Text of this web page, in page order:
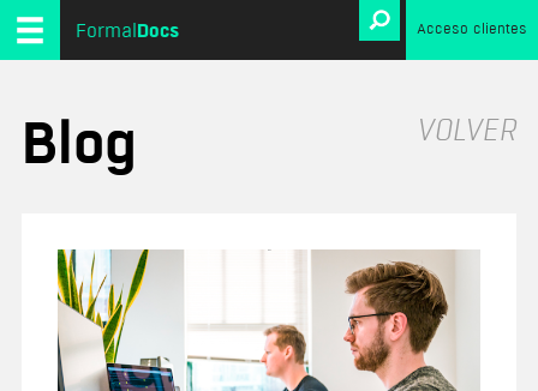
FormalDocs Acceso clientes
VOLVER
Blog